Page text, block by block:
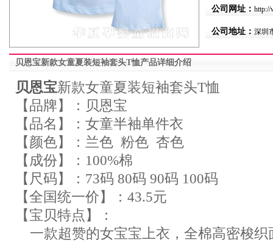
公司网址： http://
公司地址： 深圳
贝恩宝新款女童夏装短袖套头T恤产品详细介绍
贝恩宝新款女童夏装短袖套头T恤
【品牌】：贝恩宝
【品名】：女童半袖单件衣
【颜色】：兰色 粉色 杏色
【成份】：100%棉
【尺码】：73码 80码 90码 100码
【全国统一价】：43.5元
【宝贝特点】：
一款超赞的女宝宝上衣，全棉高密梭织